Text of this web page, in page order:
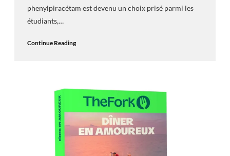
phenylpiracétam est devenu un choix prisé parmi les
étudiants,…
Continue Reading